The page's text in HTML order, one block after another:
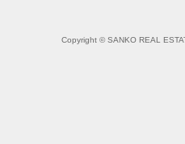
Copyright © SANKO REAL